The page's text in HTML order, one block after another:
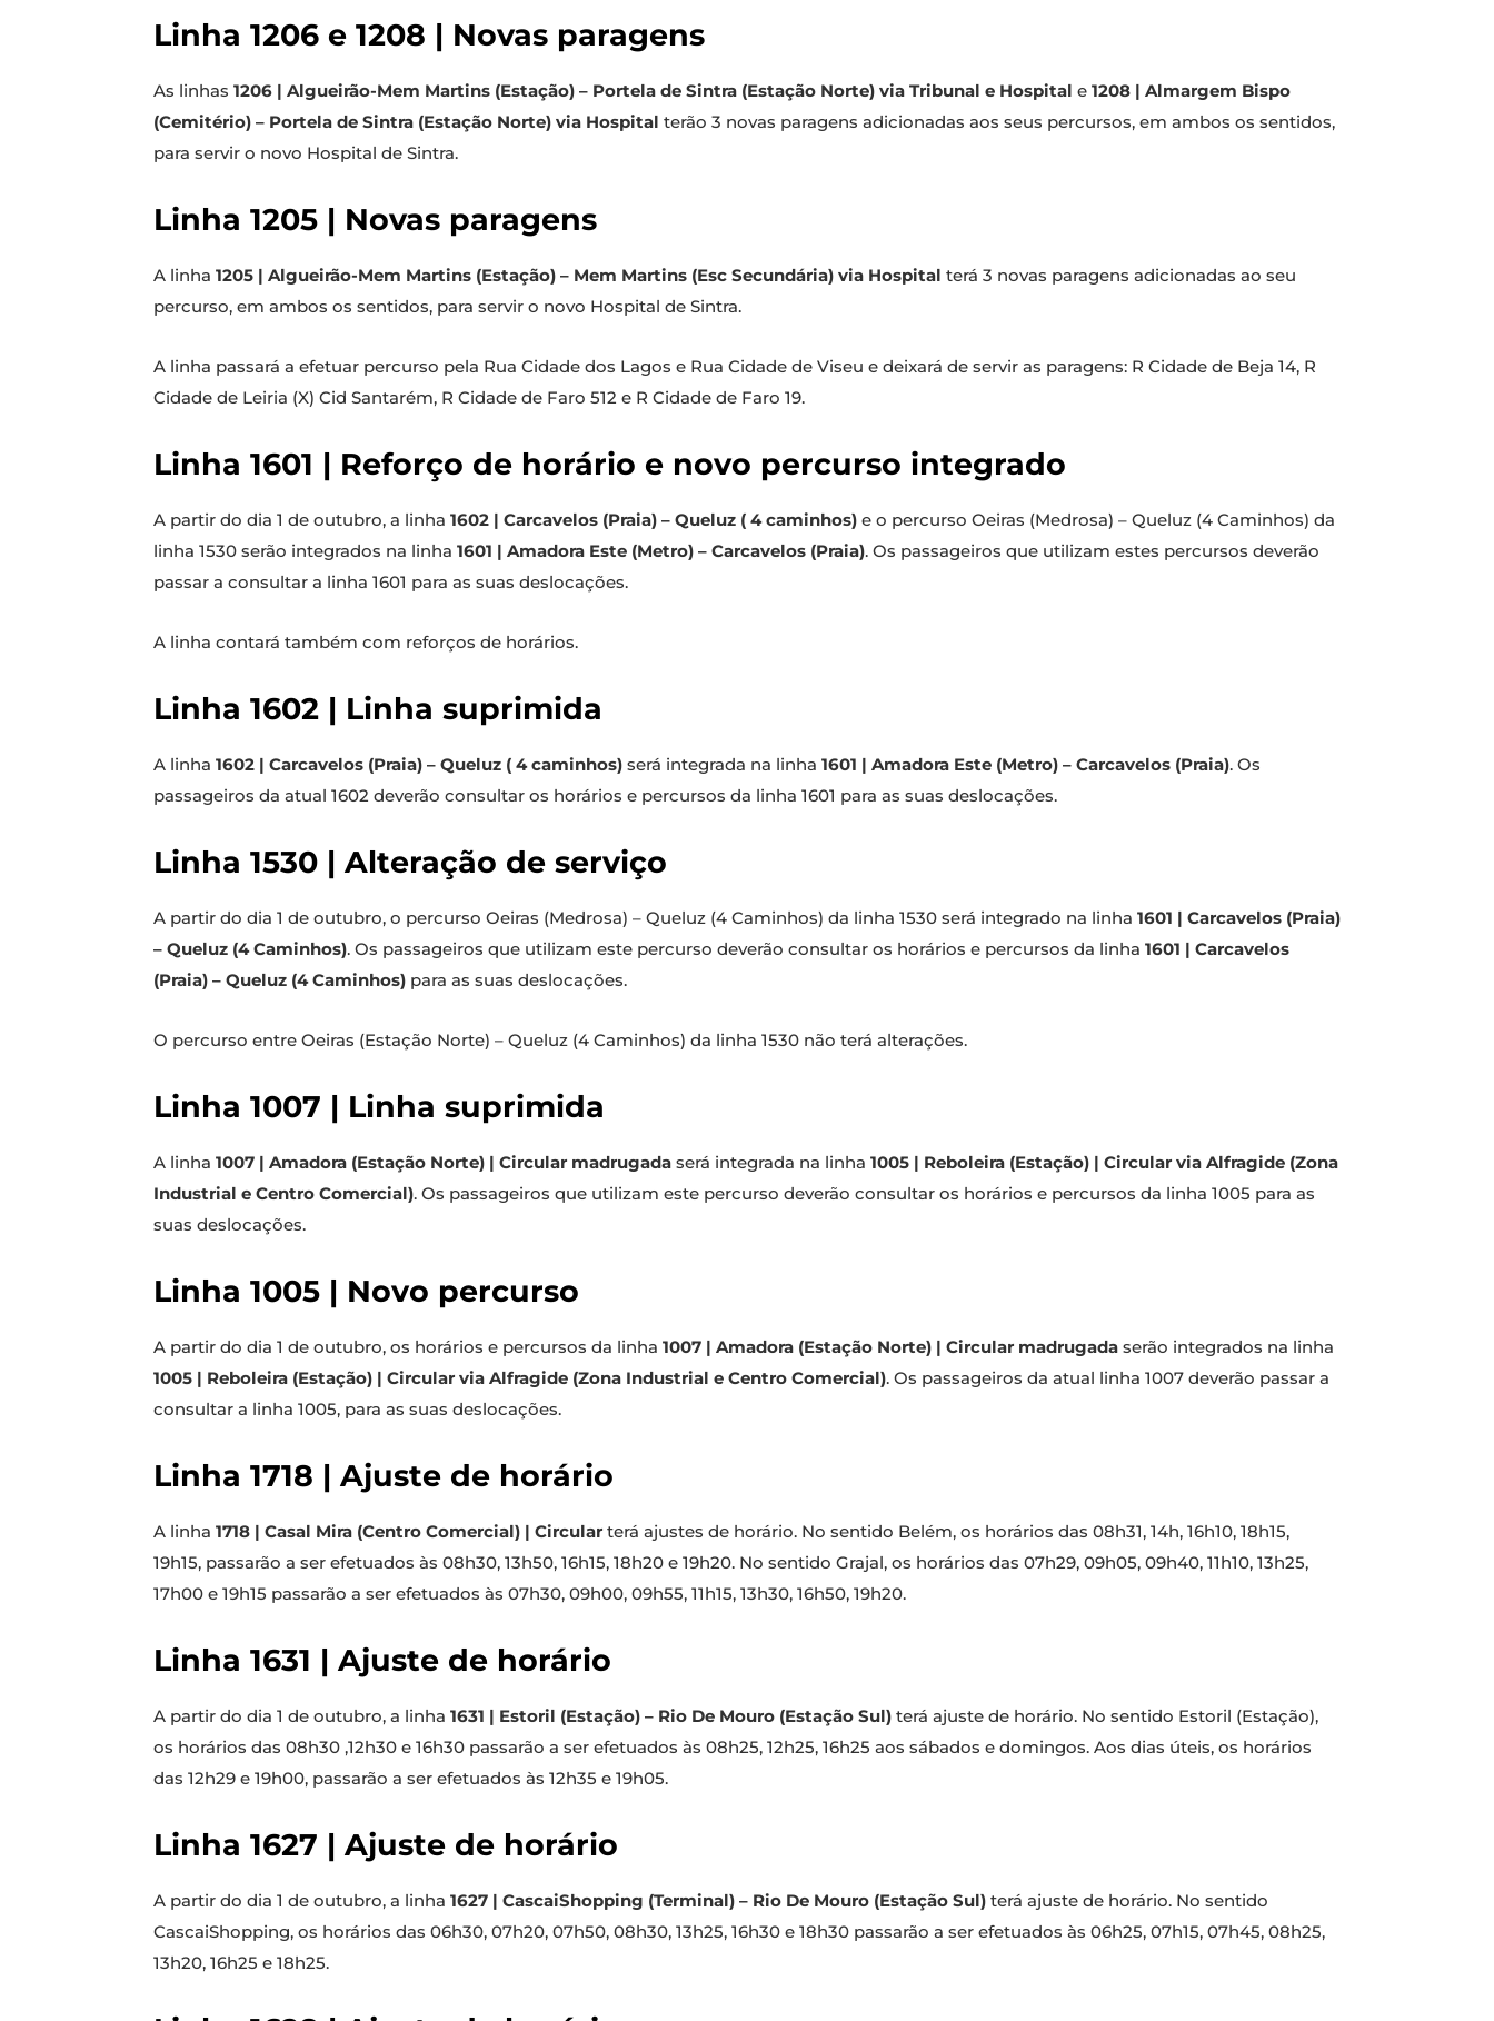
Linha 1206 e 1208 | Novas paragens
As linhas 1206 | Algueirão-Mem Martins (Estação) – Portela de Sintra (Estação Norte) via Tribunal e Hospital e 1208 | Almargem Bispo
(Cemitério) – Portela de Sintra (Estação Norte) via Hospital terão 3 novas paragens adicionadas aos seus percursos, em ambos os sentidos,
para servir o novo Hospital de Sintra.
Linha 1205 | Novas paragens
A linha 1205 | Algueirão-Mem Martins (Estação) – Mem Martins (Esc Secundária) via Hospital terá 3 novas paragens adicionadas ao seu
percurso, em ambos os sentidos, para servir o novo Hospital de Sintra.
A linha passará a efetuar percurso pela Rua Cidade dos Lagos e Rua Cidade de Viseu e deixará de servir as paragens: R Cidade de Beja 14, R
Cidade de Leiria (X) Cid Santarém, R Cidade de Faro 512 e R Cidade de Faro 19.
Linha 1601 | Reforço de horário e novo percurso integrado
A partir do dia 1 de outubro, a linha 1602 | Carcavelos (Praia) – Queluz ( 4 caminhos) e o percurso Oeiras (Medrosa) – Queluz (4 Caminhos) da
linha 1530 serão integrados na linha 1601 | Amadora Este (Metro) – Carcavelos (Praia). Os passageiros que utilizam estes percursos deverão
passar a consultar a linha 1601 para as suas deslocações.
A linha contará também com reforços de horários.
Linha 1602 | Linha suprimida
A linha 1602 | Carcavelos (Praia) – Queluz ( 4 caminhos) será integrada na linha 1601 | Amadora Este (Metro) – Carcavelos (Praia). Os
passageiros da atual 1602 deverão consultar os horários e percursos da linha 1601 para as suas deslocações.
Linha 1530 | Alteração de serviço
A partir do dia 1 de outubro, o percurso Oeiras (Medrosa) – Queluz (4 Caminhos) da linha 1530 será integrado na linha 1601 | Carcavelos (Praia)
– Queluz (4 Caminhos). Os passageiros que utilizam este percurso deverão consultar os horários e percursos da linha 1601 | Carcavelos
(Praia) – Queluz (4 Caminhos) para as suas deslocações.
O percurso entre Oeiras (Estação Norte) – Queluz (4 Caminhos) da linha 1530 não terá alterações.
Linha 1007 | Linha suprimida
A linha 1007 | Amadora (Estação Norte) | Circular madrugada será integrada na linha 1005 | Reboleira (Estação) | Circular via Alfragide (Zona
Industrial e Centro Comercial). Os passageiros que utilizam este percurso deverão consultar os horários e percursos da linha 1005 para as
suas deslocações.
Linha 1005 | Novo percurso
A partir do dia 1 de outubro, os horários e percursos da linha 1007 | Amadora (Estação Norte) | Circular madrugada serão integrados na linha
1005 | Reboleira (Estação) | Circular via Alfragide (Zona Industrial e Centro Comercial). Os passageiros da atual linha 1007 deverão passar a
consultar a linha 1005, para as suas deslocações.
Linha 1718 | Ajuste de horário
A linha 1718 | Casal Mira (Centro Comercial) | Circular terá ajustes de horário. No sentido Belém, os horários das 08h31, 14h, 16h10, 18h15,
19h15, passarão a ser efetuados às 08h30, 13h50, 16h15, 18h20 e 19h20. No sentido Grajal, os horários das 07h29, 09h05, 09h40, 11h10, 13h25,
17h00 e 19h15 passarão a ser efetuados às 07h30, 09h00, 09h55, 11h15, 13h30, 16h50, 19h20.
Linha 1631 | Ajuste de horário
A partir do dia 1 de outubro, a linha 1631 | Estoril (Estação) – Rio De Mouro (Estação Sul) terá ajuste de horário. No sentido Estoril (Estação),
os horários das 08h30 ,12h30 e 16h30 passarão a ser efetuados às 08h25, 12h25, 16h25 aos sábados e domingos. Aos dias úteis, os horários
das 12h29 e 19h00, passarão a ser efetuados às 12h35 e 19h05.
Linha 1627 | Ajuste de horário
A partir do dia 1 de outubro, a linha 1627 | CascaiShopping (Terminal) – Rio De Mouro (Estação Sul) terá ajuste de horário. No sentido
CascaiShopping, os horários das 06h30, 07h20, 07h50, 08h30, 13h25, 16h30 e 18h30 passarão a ser efetuados às 06h25, 07h15, 07h45, 08h25,
13h20, 16h25 e 18h25.